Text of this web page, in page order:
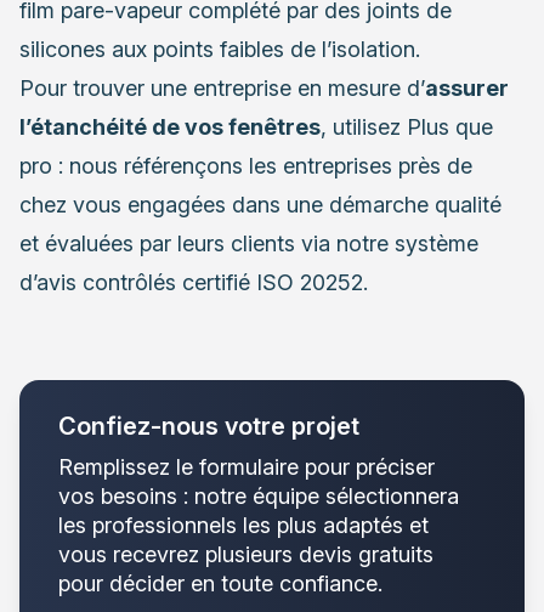
film pare-vapeur complété par des joints de
silicones aux points faibles de l’isolation.
Pour trouver une entreprise en mesure d’assurer
l’étanchéité de vos fenêtres, utilisez Plus que
pro : nous référençons les entreprises près de
chez vous engagées dans une démarche qualité
et évaluées par leurs clients via notre système
d’avis contrôlés certifié ISO 20252.
Confiez-nous votre projet
Remplissez le formulaire pour préciser
vos besoins : notre équipe sélectionnera
les professionnels les plus adaptés et
vous recevrez plusieurs devis gratuits
pour décider en toute confiance.